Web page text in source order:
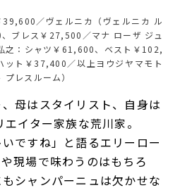
39,600／ヴェルニカ（ヴェルニカ ル
ブレス￥27,500／マナ ローザ ジュ
：シャツ￥61,600、ベスト￥102,
ト￥37,400／以上ヨウジヤマモト
レスルーム）
母はスタイリスト、自身は
イター家族な荒川家。
ですね」と語るエリーロー
現場で味わうのはもちろ
シャンパーニュは欠かせな